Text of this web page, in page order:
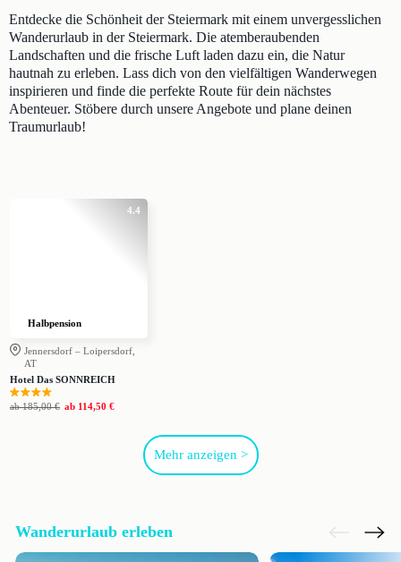
Entdecke die Schönheit der Steiermark mit einem unvergesslichen
Wanderurlaub in der Steiermark. Die atemberaubenden
Landschaften und die frische Luft laden dazu ein, die Natur
hautnah zu erleben. Lass dich von den vielfältigen Wanderwegen
inspirieren und finde die perfekte Route für dein nächstes
Abenteuer. Stöbere durch unsere Angebote und plane deinen
Traumurlaub!
4.4
Halbpension
Jennersdorf – Loipersdorf,
AT
Hotel Das SONNREICH
ab 185,00 € ab 114,50 €
Mehr anzeigen >
Wanderurlaub erleben